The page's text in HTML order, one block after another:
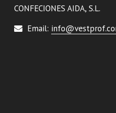
CONFECIONES AIDA, S.L.
Email: